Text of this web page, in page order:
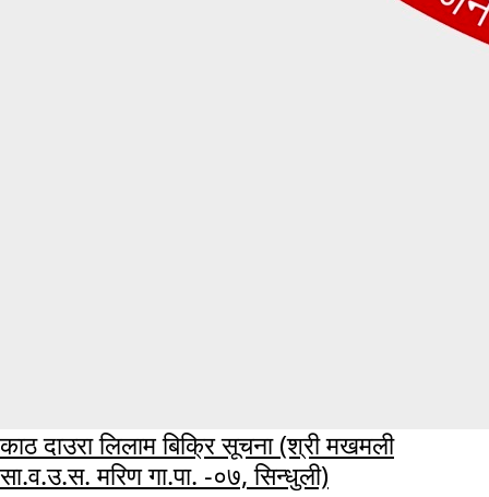
काठ दाउरा लिलाम बिक्रि सूचना (श्री मखमली
सा.व.उ.स. मरिण गा.पा. -०७, सिन्धुली)